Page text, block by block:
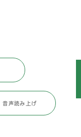
音声読み上げ
お知らせ
給付認定申請）のご案
日 / ページ番号：C065720